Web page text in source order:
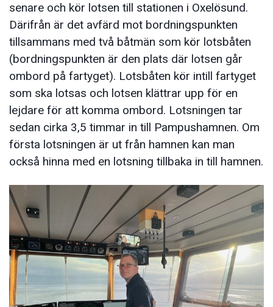
senare och kör lotsen till stationen i Oxelösund.
Därifrån är det avfärd mot bordningspunkten
tillsammans med två båtmän som kör lotsbåten
(bordningspunkten är den plats där lotsen går
ombord på fartyget). Lotsbåten kör intill fartyget
som ska lotsas och lotsen klättrar upp för en
lejdare för att komma ombord. Lotsningen tar
sedan cirka 3,5 timmar in till Pampushamnen. Om
första lotsningen är ut från hamnen kan man
också hinna med en lotsning tillbaka in till hamnen.